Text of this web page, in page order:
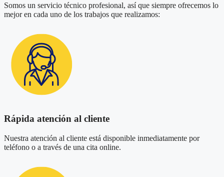
Somos un servicio técnico profesional, así que siempre ofrecemos lo
mejor en cada uno de los trabajos que realizamos:
Rápida atención al cliente
Nuestra atención al cliente está disponible inmediatamente por
teléfono o a través de una cita online.